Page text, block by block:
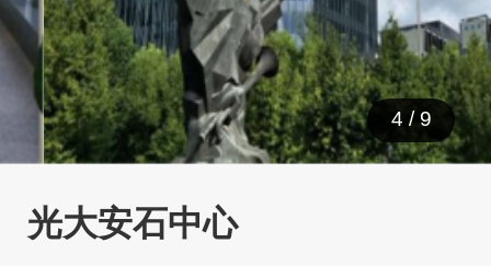
4 /9
光大安石中心